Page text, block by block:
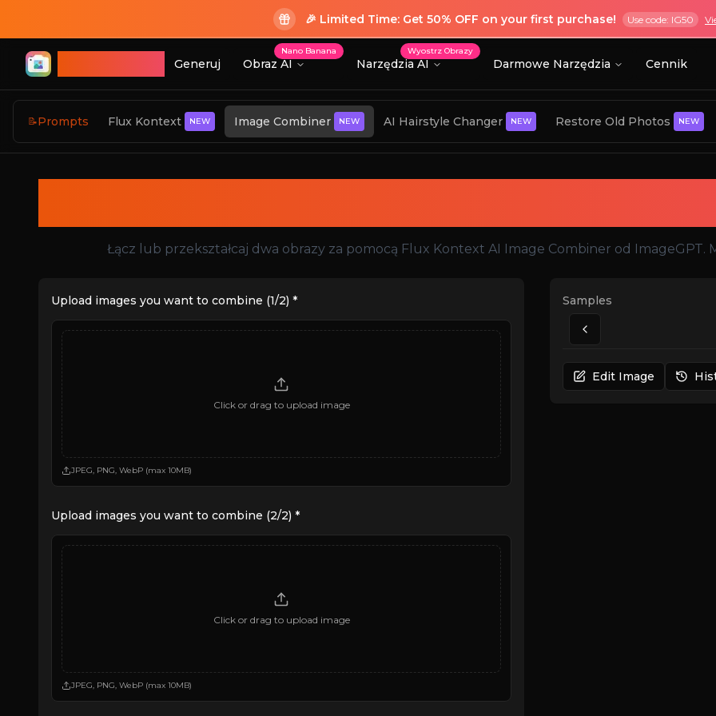
🎉 Limited Time: Get 50% OFF on your first purchase! Use code: IG50
Generuj Obraz AI
Nano Banana
Narzędzia AI
Wyostrz Obrazy
Darmowe Narzędzia Cennik
Logowanie
📝Prompts Flux Kontext NEW Image Combiner NEW AI Hairstyle Changer NEW Restore Old Photos NEW
Łącz lub przekształcaj dwa obrazy za pomocą Flux Kontext AI Image Combiner od ImageGPT.
Upload images you want to combine (1/2) *
Click or drag to upload image
JPEG, PNG, WebP (max 10MB)
Upload images you want to combine (2/2) *
Click or drag to upload image
JPEG, PNG, WebP (max 10MB)
Samples
Edit Image